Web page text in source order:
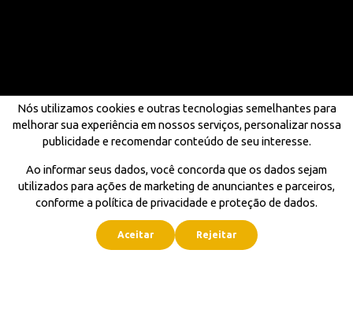
Nós utilizamos cookies e outras tecnologias semelhantes para
melhorar sua experiência em nossos serviços, personalizar nossa
publicidade e recomendar conteúdo de seu interesse.
Ao informar seus dados, você concorda que os dados sejam
utilizados para ações de marketing de anunciantes e parceiros,
conforme a política de privacidade e proteção de dados.
Aceitar Rejeitar